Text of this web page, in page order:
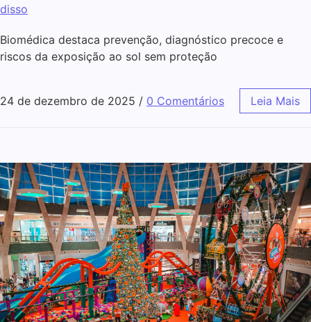
disso
Biomédica destaca prevenção, diagnóstico precoce e
riscos da exposição ao sol sem proteção
24 de dezembro de 2025 / 0 Comentários Leia Mais